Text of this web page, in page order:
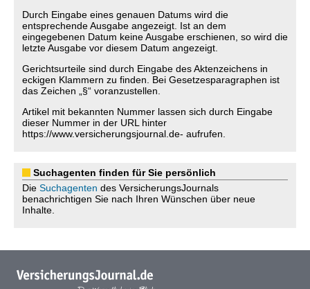
Durch Eingabe eines genauen Datums wird die
entsprechende Ausgabe angezeigt. Ist an dem
eingegebenen Datum keine Ausgabe erschienen, so wird die
letzte Ausgabe vor diesem Datum angezeigt.
Gerichtsurteile sind durch Eingabe des Aktenzeichens in
eckigen Klammern zu finden. Bei Gesetzesparagraphen ist
das Zeichen „§“ voranzustellen.
Artikel mit bekannten Nummer lassen sich durch Eingabe
dieser Nummer in der URL hinter
https://www.versicherungsjournal.de- aufrufen.
Suchagenten finden für Sie persönlich
Die Suchagenten des VersicherungsJournals
benachrichtigen Sie nach Ihren Wünschen über neue
Inhalte.